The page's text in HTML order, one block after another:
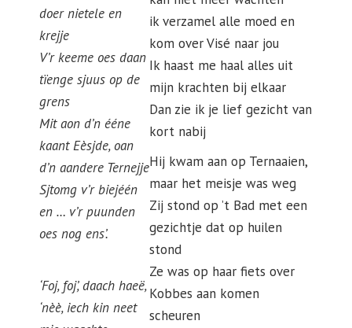
doer nietele en
krejje
V’r keeme oes daan
tïenge sjuus op de
grens
Mit aon d’n ééne
kaant Eèsjde, oan
d’n aandere Ternejje
Sjtomg v’r biejéén
en … v’r puunden
oes nog ens’.
‘Foj, foj’, daach haeë,
‘nèè, iech kin neet
ik verzamel alle moed en
kom over Visé naar jou
Ik haast me haal alles uit
mijn krachten bij elkaar
Dan zie ik je lief gezicht van
kort nabij
Hij kwam aan op Ternaaien,
maar het meisje was weg
Zij stond op ’t Bad met een
gezichtje dat op huilen
stond
Ze was op haar fiets over
Kobbes aan komen
scheuren